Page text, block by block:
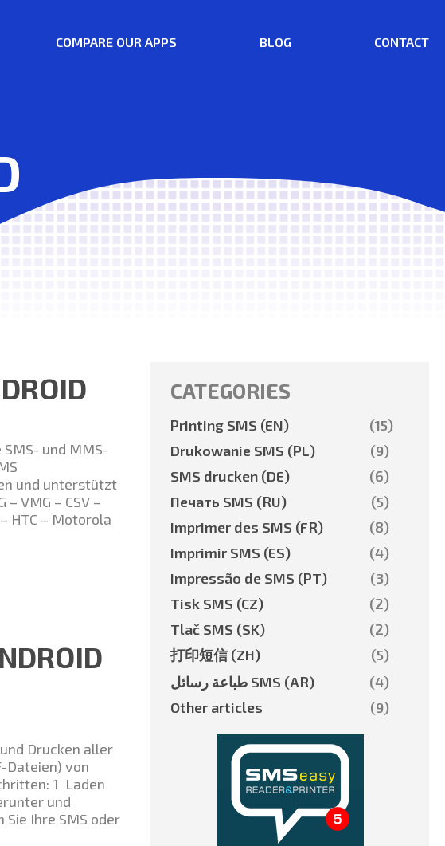
COMPARE OUR APPS BLOG CONTACT
und MMS-
und unterstützt
VMG – CSV –
HTC – Motorola
Drucken aller
Dateien) von
1 Laden
und
Ihre SMS oder
CATEGORIES
Printing SMS (EN)
(15)
Drukowanie SMS (PL)
(9)
SMS drucken (DE)
(6)
Печать SMS (RU)
(5)
Imprimer des SMS (FR)
(8)
Imprimir SMS (ES)
(4)
Impressão de SMS (PT)
(3)
Tisk SMS (CZ)
(2)
Tlač SMS (SK)
(2)
打印短信 (ZH)
(5)
طباعة رسائل SMS (AR)
(4)
Other articles
(9)